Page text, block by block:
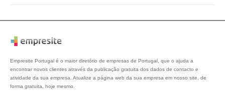
Empresite Portugal é o maior diretório de empresas de Portugal, que o ajuda a
encontrar novos clientes através da publicação gratuita dos dados de contacto e
atividade da sua empresa. Atualize a página web da sua empresa em nosso site, de
forma gratuita, hoje mesmo.